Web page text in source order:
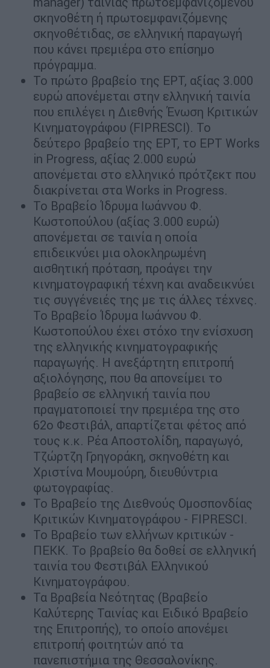
σκηνοθέτη ή πρωτοεμφανιζόμενης
σκηνοθέτιδας, σε ελληνική παραγωγή
που κάνει πρεμιέρα στο επίσημο
πρόγραμμα.
Το πρώτο βραβείο της ΕΡΤ, αξίας 3.000
ευρώ απονέμεται στην ελληνική ταινία
που επιλέγει η Διεθνής Ένωση Κριτικών
Κινηματογράφου (FIPRESCI). Το
δεύτερο βραβείο της ΕΡΤ, το ΕΡΤ Works
in Progress, αξίας 2.000 ευρώ
απονέμεται στο ελληνικό πρότζεκτ που
διακρίνεται στα Works in Progress.
Το Βραβείο Ίδρυμα Ιωάννου Φ.
Κωστοπούλου (αξίας 3.000 ευρώ)
απονέμεται σε ταινία η οποία
επιδεικνύει μια ολοκληρωμένη
αισθητική πρόταση, προάγει την
κινηματογραφική τέχνη και αναδεικνύει
τις συγγένειές της με τις άλλες τέχνες.
Το Βραβείο Ίδρυμα Ιωάννου Φ.
Κωστοπούλου έχει στόχο την ενίσχυση
της ελληνικής κινηματογραφικής
παραγωγής. Η ανεξάρτητη επιτροπή
αξιολόγησης, που θα απονείμει το
βραβείο σε ελληνική ταινία που
πραγματοποιεί την πρεμιέρα της στο
62ο Φεστιβάλ, απαρτίζεται φέτος από
τους κ.κ. Ρέα Αποστολίδη, παραγωγό,
Τζώρτζη Γρηγοράκη, σκηνοθέτη και
Χριστίνα Μουμούρη, διευθύντρια
φωτογραφίας.
Το Βραβείο της Διεθνούς Ομοσπονδίας
Κριτικών Κινηματογράφου - FIPRESCI.
Το Βραβείο των ελλήνων κριτικών -
ΠΕΚΚ. Το βραβείο θα δοθεί σε ελληνική
ταινία του Φεστιβάλ Ελληνικού
Κινηματογράφου.
Τα Βραβεία Νεότητας (Βραβείο
Καλύτερης Ταινίας και Ειδικό Βραβείο
της Επιτροπής), το οποίο απονέμει
επιτροπή φοιτητών από τα
πανεπιστήμια της Θεσσαλονίκης.